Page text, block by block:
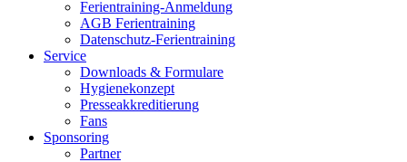
Ferientraining-Anmeldung
AGB Ferientraining
Datenschutz-Ferientraining
Service
Downloads & Formulare
Hygienekonzept
Presseakkreditierung
Fans
Sponsoring
Partner